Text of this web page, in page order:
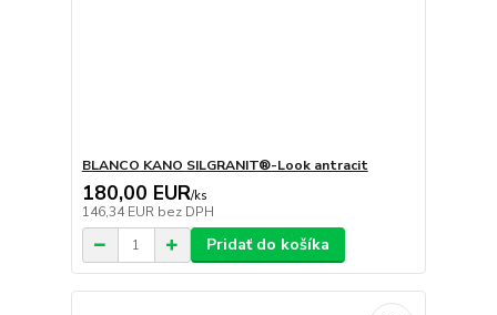
BLANCO KANO SILGRANIT®-Look antracit
180,00 EUR/ks
146,34 EUR bez DPH
Pridať do košíka